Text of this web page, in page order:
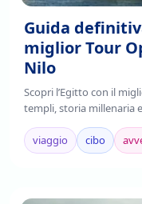
Guida
miglior Tour
Nilo
Scopri l’Egitto con il
templi, storia millenaria
viaggio
cibo